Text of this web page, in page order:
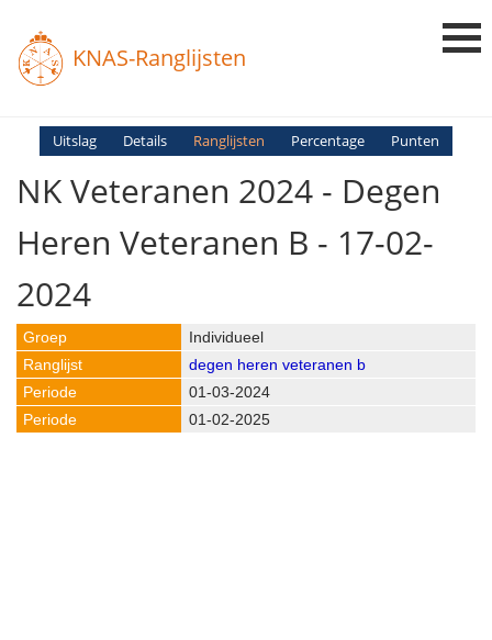
KNAS-Ranglijsten
Login
Ranglijsten
Uitslag Details Ranglijsten Percentage Punten
NK Veteranen 2024 - Degen
Heren Veteranen B - 17-02-
2024
Individueel
degen heren veteranen b
01-03-2024
01-02-2025